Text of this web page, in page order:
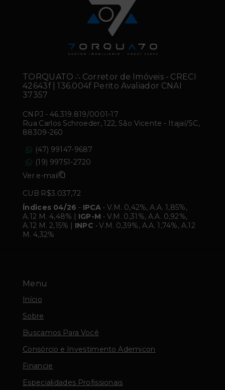
Menu
Início
Sobre
Buscamos Para Você
Consórcio e Investimento Ademicon
Financie
Especialidades Profissionais
TORQUATO ∴ Corretor de Imóveis - CRECI
42643f | 136.004f Perito Avaliador CNAI
37357
CNPJ - 46.319.819/0001-17
Rua Carlos Schroeder, 122, São Vicente - Itajaí/SC,
88309-260
(47) 99147-9687
(19) 99751-2720
Ver e-mail
CUB R$3.037,72
Índices 04/26 - IPCA • V.M. 0,42%, A.A. 1,85%,
A.12 M. 4,48% | IGP-M • V.M. 0,31%, A.A. 0,92%,
A.12 M. 2,15% | INPC • V.M. 0,39%, A.A. 1,74%, A.12
M. 4,32%